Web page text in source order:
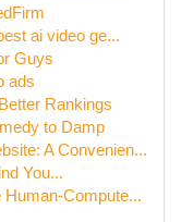
ai video ge...
Guys
ads
Rankings
to Damp
A Convenien...
You...
Human-Compute...